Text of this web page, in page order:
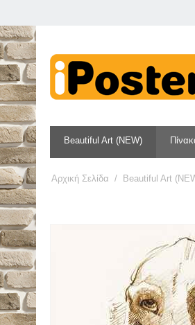
Beautiful Art (NEW)
Αρχική Σελίδα / Beautiful Art